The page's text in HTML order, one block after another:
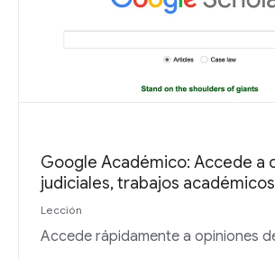
Google Académico: Accede a
judiciales, trabajos
Lección
Accede rápidamente a opiniones